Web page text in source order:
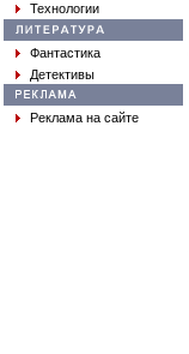
Технологии
Фантастика
Детективы
Реклама на сайте